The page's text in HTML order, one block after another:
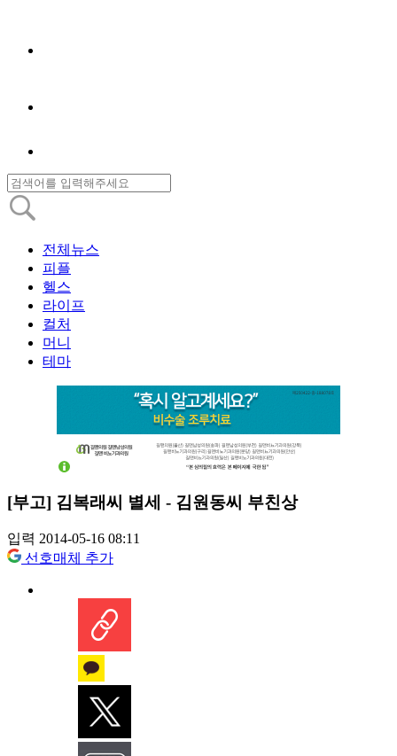
전체뉴스
피플
헬스
라이프
컬처
머니
테마
[부고] 김복래씨 별세 - 김원동씨 부친상
입력 2014-05-16 08:11
선호매체 추가